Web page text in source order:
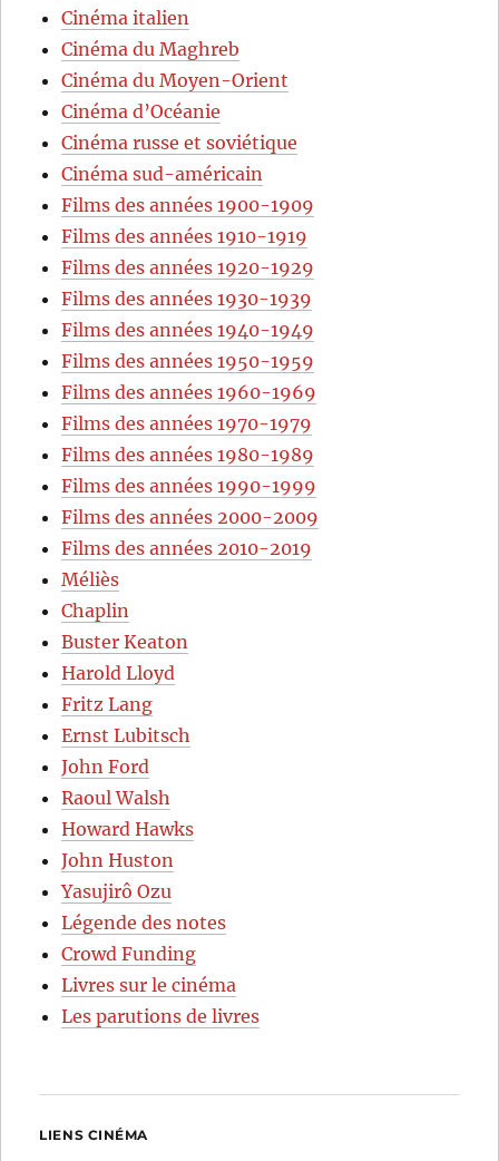
Cinéma italien
Cinéma du Maghreb
Cinéma du Moyen-Orient
Cinéma d’Océanie
Cinéma russe et soviétique
Cinéma sud-américain
Films des années 1900-1909
Films des années 1910-1919
Films des années 1920-1929
Films des années 1930-1939
Films des années 1940-1949
Films des années 1950-1959
Films des années 1960-1969
Films des années 1970-1979
Films des années 1980-1989
Films des années 1990-1999
Films des années 2000-2009
Films des années 2010-2019
Méliès
Chaplin
Buster Keaton
Harold Lloyd
Fritz Lang
Ernst Lubitsch
John Ford
Raoul Walsh
Howard Hawks
John Huston
Yasujirô Ozu
Légende des notes
Crowd Funding
Livres sur le cinéma
Les parutions de livres
LIENS CINÉMA